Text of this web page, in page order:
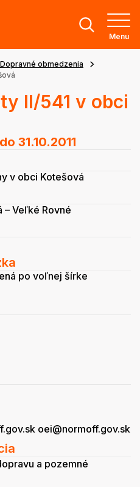
Menu
Dopravné obmedzenia
II/541 v obci
do 31.10.2011
v obci Kotešová
– Veľké Rovné
po voľnej šírke
oei@normoff.gov.sk
a pozemné